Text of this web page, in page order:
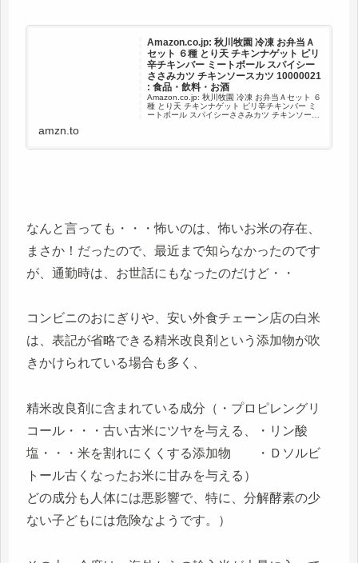
Amazon.co.jp: 秋川牧園 冷凍 お弁当Ａ
セット ６種 とり天 チキンナゲット ピリ
辛チキンバー ミートボール スパイシー
ささみカツ チキンソースカツ 10000021
: 食品・飲料・お酒
Amazon.co.jp: 秋川牧園 冷凍 お弁当Ａセット ６
種 とり天 チキンナゲット ピリ辛チキンバー ミ
ートボール スパイシーささみカツ チキンソース
amzn.to
なんと言っても・・・怖いのは、怖いお米の存在、
まさか！だったので、最近まで知らなかったのです
が、通勤時は、お世話にもなったのだけど・・
コンビニのおにぎりや、安い外食チェーン店の白米
は、表記が省略できる精米改良剤という添加物が吹
きかけられている場合も多く、
精米改良剤に含まれている成分（・プロピレングリ
コール・・・古い古米にツヤを与える、・リン酸
塩・・・米を割れにくくする添加物 ・Ｄソルビ
トール古くなったお米に甘みを与える）
どの成分も人体には悪影響で、特に、分解酵素の少
ない子どもには危険なようです。）